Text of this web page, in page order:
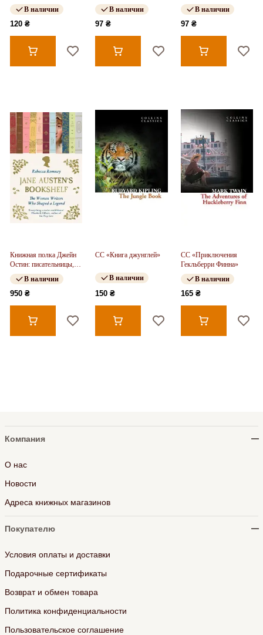
В наличии
120 ₴
В наличии
97 ₴
В наличии
97 ₴
Книжная полка Джейн
Остин: писательницы,
которые создали
легендуВ наличии
950 ₴
CC «Книга джунглей»
В наличии
150 ₴
CC «Приключения
Гекльберри Финна»
В наличии
165 ₴
Компания
О нас
Новости
Адреса книжных магазинов
Покупателю
Условия оплаты и доставки
Подарочные сертификаты
Возврат и обмен товара
Политика конфиденциальности
Пользовательское соглашение